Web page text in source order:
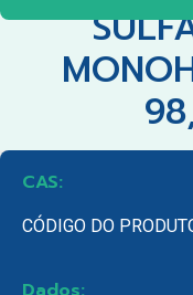
CAS:
CÓDIGO DO